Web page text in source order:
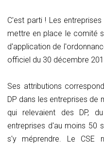
C'est parti ! Les
mettre en place le comité
d'application de
officiel du 30 décembre
Ses attributions
DP dans les entreprises de
qui relevaient des DP,
entreprises d'au moins 50
s'y méprendre. Le CSE